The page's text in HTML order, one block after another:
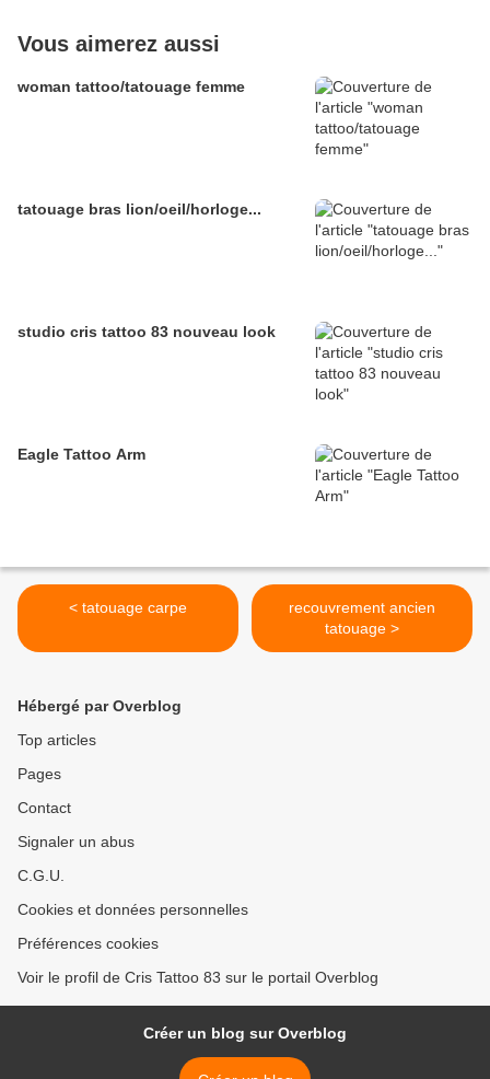
Vous aimerez aussi
woman tattoo/tatouage femme
tatouage bras lion/oeil/horloge...
studio cris tattoo 83 nouveau look
Eagle Tattoo Arm
< tatouage carpe
recouvrement ancien
tatouage >
Hébergé par Overblog
Top articles
Pages
Contact
Signaler un abus
C.G.U.
Cookies et données personnelles
Préférences cookies
Voir le profil de Cris Tattoo 83 sur le portail Overblog
Créer un blog sur Overblog